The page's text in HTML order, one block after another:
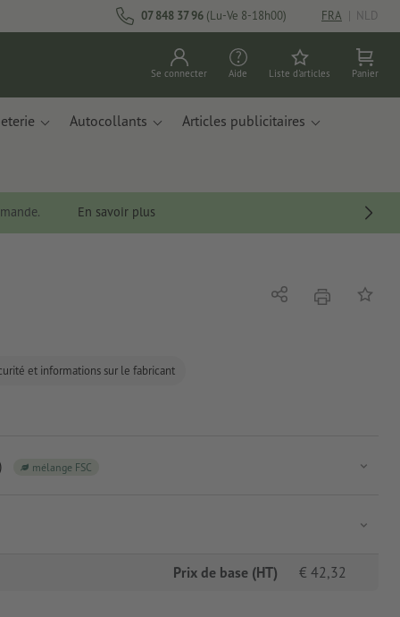
07 848 37 96 (Lu-Ve 8-18h00) FRA | NLD
Se connecter Aide Liste d'articles Panier
Autocollants Articles publicitaires
En savoir plus
et informations sur le fabricant
Partagerimprimer
mélange FSC
Prix de base (HT) € 42,32